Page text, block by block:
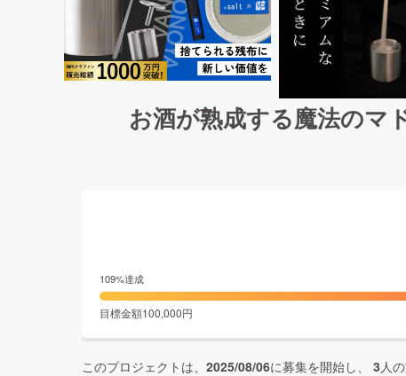
お酒が熟成する魔法のマ
109%達成
目標金額100,000円
このプロジェクトは、 2025/08/06に募集を開始し、 3 人